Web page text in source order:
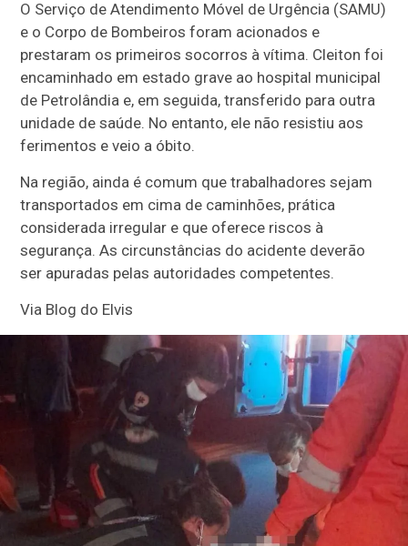
O Serviço de Atendimento Móvel de Urgência (SAMU)
e o Corpo de Bombeiros foram acionados e
prestaram os primeiros socorros à vítima. Cleiton foi
encaminhado em estado grave ao hospital municipal
de Petrolândia e, em seguida, transferido para outra
unidade de saúde. No entanto, ele não resistiu aos
ferimentos e veio a óbito.
Na região, ainda é comum que trabalhadores sejam
transportados em cima de caminhões, prática
considerada irregular e que oferece riscos à
segurança. As circunstâncias do acidente deverão
ser apuradas pelas autoridades competentes.
Via Blog do Elvis